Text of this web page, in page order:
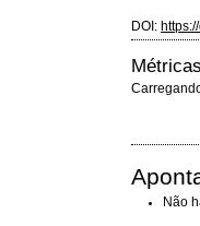
DOI:
Não